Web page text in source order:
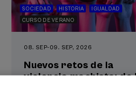
SOCIEDAD HISTORIA
IGUALDAD
CURSO DE VERANO
08. SEP-09. SEP, 2026
Nuevos retos de la
violencia machista: de